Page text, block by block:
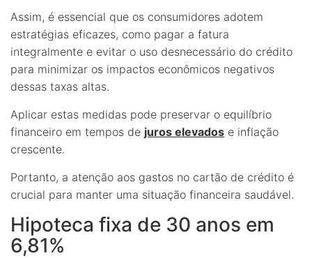
Assim, é essencial que os consumidores adotem
estratégias eficazes, como pagar a fatura
integralmente e evitar o uso desnecessário do crédito
para minimizar os impactos econômicos negativos
dessas taxas altas.
Aplicar estas medidas pode preservar o equilíbrio
financeiro em tempos de juros elevados e inflação
crescente.
Portanto, a atenção aos gastos no cartão de crédito é
crucial para manter uma situação financeira saudável.
Hipoteca fixa de 30 anos em
6,81%